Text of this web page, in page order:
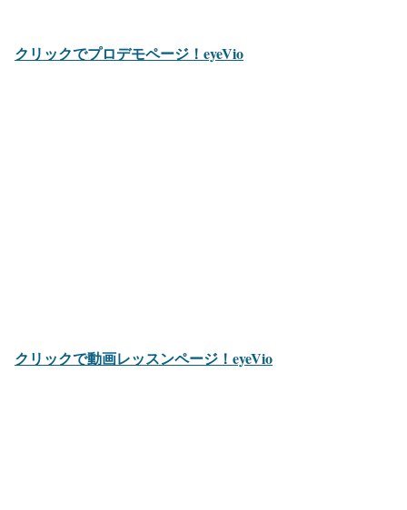
クリックでプロデモページ！eyeVio
クリックで動画レッスンページ！eyeVio